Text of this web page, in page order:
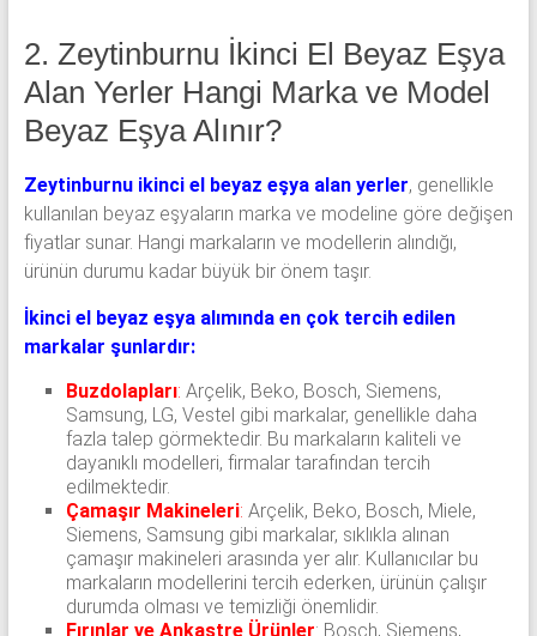
2. Zeytinburnu İkinci El Beyaz Eşya
Alan Yerler Hangi Marka ve Model
Beyaz Eşya Alınır?
Zeytinburnu ikinci el beyaz eşya alan yerler, genellikle
kullanılan beyaz eşyaların marka ve modeline göre değişen
fiyatlar sunar. Hangi markaların ve modellerin alındığı,
ürünün durumu kadar büyük bir önem taşır.
İkinci el beyaz eşya alımında en çok tercih edilen
markalar şunlardır:
Buzdolapları: Arçelik, Beko, Bosch, Siemens,
Samsung, LG, Vestel gibi markalar, genellikle daha
fazla talep görmektedir. Bu markaların kaliteli ve
dayanıklı modelleri, firmalar tarafından tercih
edilmektedir.
Çamaşır Makineleri: Arçelik, Beko, Bosch, Miele,
Siemens, Samsung gibi markalar, sıklıkla alınan
çamaşır makineleri arasında yer alır. Kullanıcılar bu
markaların modellerini tercih ederken, ürünün çalışır
durumda olması ve temizliği önemlidir.
Fırınlar ve Ankastre Ürünler: Bosch, Siemens,